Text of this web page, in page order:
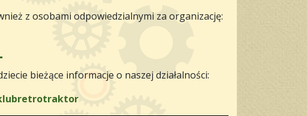
z osobami odpowiedzialnymi za organizację:
bieżące informacje o naszej działalności: